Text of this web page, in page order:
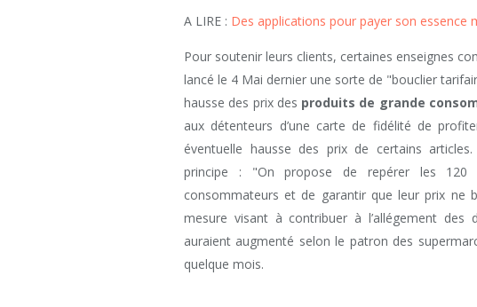
A LIRE : Des applications pour payer son essence
Pour soutenir leurs clients, certaines enseignes
lancé le 4 Mai dernier une sorte de "bouclier
hausse des prix des produits de grande
aux détenteurs d’une carte de fidélité de
éventuelle hausse des prix de certains
principe : "On propose de repérer les 120
consommateurs et de garantir que leur prix ne
mesure visant à contribuer à l’allégement des
auraient augmenté selon le patron des
quelque mois.